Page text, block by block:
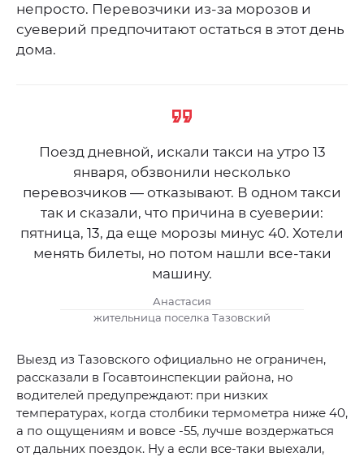
непросто. Перевозчики из-за морозов и
суеверий предпочитают остаться в этот день
дома.
Поезд дневной, искали такси на утро 13
января, обзвонили несколько
перевозчиков — отказывают. В одном такси
так и сказали, что причина в суеверии:
пятница, 13, да еще морозы минус 40. Хотели
менять билеты, но потом нашли все-таки
машину.
Анастасия
жительница поселка Тазовский
Выезд из Тазовского официально не ограничен,
рассказали в Госавтоинспекции района, но
водителей предупреждают: при низких
температурах, когда столбики термометра ниже 40,
а по ощущениям и вовсе -55, лучше воздержаться
от дальних поездок. Ну а если все-таки выехали,